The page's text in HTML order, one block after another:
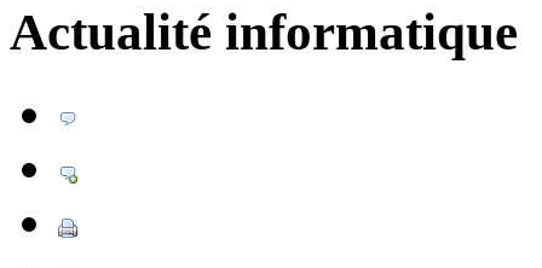
Actualité informatique